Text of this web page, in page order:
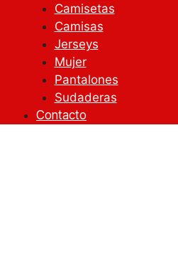
Camisetas
Camisas
Jerseys
Mujer
Pantalones
Sudaderas
Contacto